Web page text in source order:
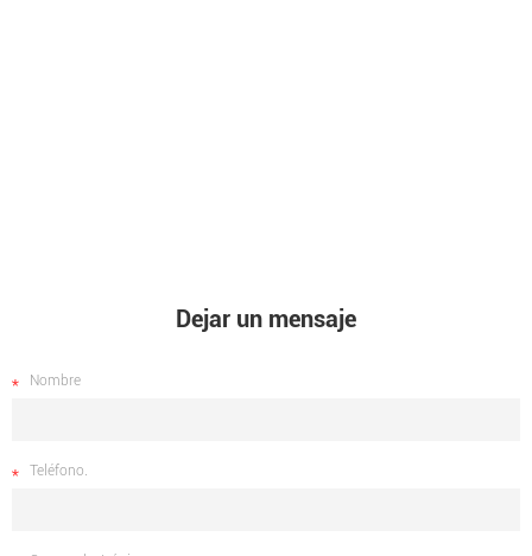
Dejar un mensaje
Nombre
Teléfono.